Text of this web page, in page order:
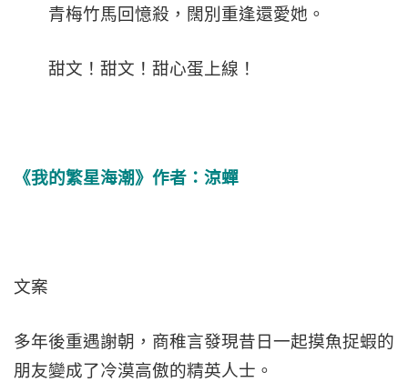
青梅竹馬回憶殺，闊別重逢還愛她。
甜文！甜文！甜心蛋上線！
《我的繁星海潮》作者：涼蟬
文案
多年後重遇謝朝，商稚言發現昔日一起摸魚捉蝦的
朋友變成了冷漠高傲的精英人士。